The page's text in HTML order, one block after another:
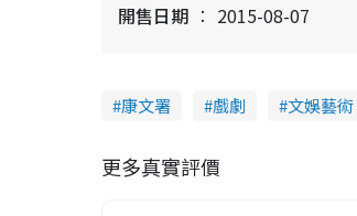
開售日期
2015-08-07
康文署 戲劇 文娛藝術
更多真實評價